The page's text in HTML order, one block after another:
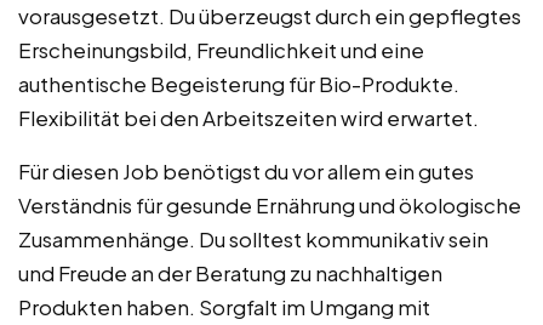
vorausgesetzt. Du überzeugst durch ein gepflegtes
Erscheinungsbild, Freundlichkeit und eine
authentische Begeisterung für Bio-Produkte.
Flexibilität bei den Arbeitszeiten wird erwartet.
Für diesen Job benötigst du vor allem ein gutes
Verständnis für gesunde Ernährung und ökologische
Zusammenhänge. Du solltest kommunikativ sein
und Freude an der Beratung zu nachhaltigen
Produkten haben. Sorgfalt im Umgang mit